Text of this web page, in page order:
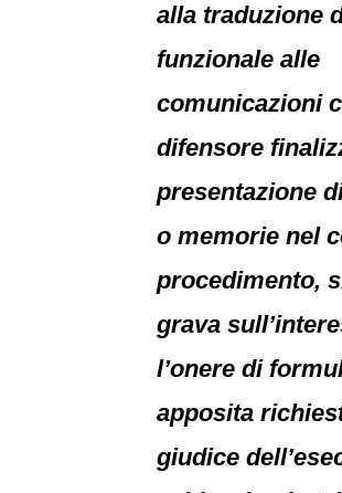
alla traduzione
funzionale alle
comunicazioni
difensore
presentazione
o memorie nel
procedimento,
grava
l’onere di
apposita
giudice